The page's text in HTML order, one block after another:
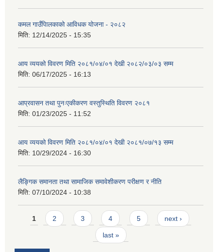
कमल गाउँपािलकाको आविधक योजना - २०८२
मिति: 12/14/2025 - 15:35
आय व्ययको विवरण मिति २०८१/०४/०१ देखी २०८२/०३/०३ सम्म
मिति: 06/17/2025 - 16:13
आप्रवासन तथा पुनःएकीकरण वस्तुस्थिति विवरण २०८१
मिति: 01/23/2025 - 11:52
आय व्ययको विवरण मिति २०८१/०४/०१ देखी २०८१/०७/१३ सम्म
मिति: 10/29/2024 - 16:30
लैङ्गिक समानता तथा सामाजिक समावेशीकरण परीक्षण र नीति
मिति: 07/10/2024 - 10:38
Pages
1 2 3 4 5 next ›
last »